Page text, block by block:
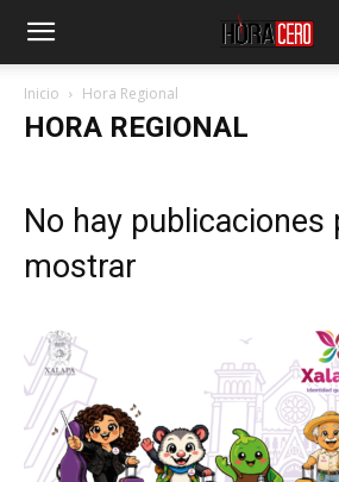
Inicio Hora Regional
HORA REGIONAL
No hay publicaciones
mostrar